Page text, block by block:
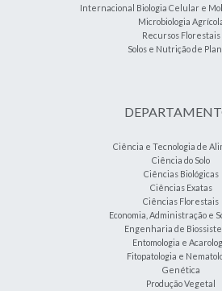
Internacional Biologia Celular e
Microbiologia
Recursos Florestais
Solos e Nutrição de
Ciência e Tecnologia de
Ciência do Solo
Ciências Biológicas
Ciências Exatas
Ciências Florestais
Economia, Administração e
Engenharia de
Entomologia e
Fitopatologia e
Genética
Produção Vegetal